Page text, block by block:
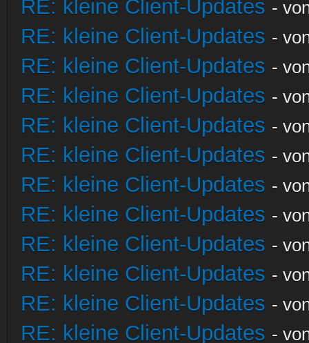
RE: kleine Client-Updates -
RE: kleine Client-Updates -
RE: kleine Client-Updates -
RE: kleine Client-Updates -
RE: kleine Client-Updates -
RE: kleine Client-Updates -
RE: kleine Client-Updates -
RE: kleine Client-Updates -
RE: kleine Client-Updates -
RE: kleine Client-Updates -
RE: kleine Client-Updates -
RE: kleine Client-Updates -